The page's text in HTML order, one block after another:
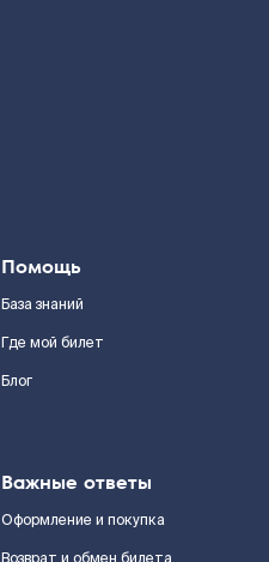
Помощь
База знаний
Где мой билет
Блог
Важные ответы
Оформление и покупка